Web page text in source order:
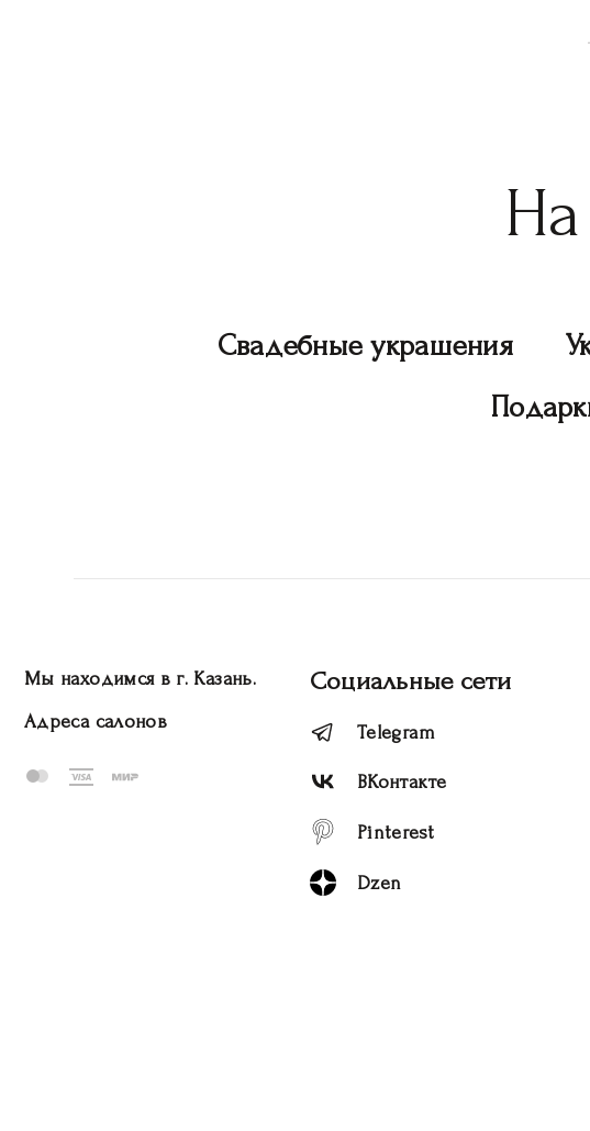
Свадебные украшения
Мы находимся в г. Казань.
Адреса салонов
Социальные сети
Telegram
ВКонтакте
Pinterest
Dzen